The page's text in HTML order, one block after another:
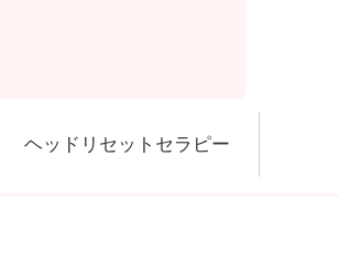
ヘッドリセットセラピー